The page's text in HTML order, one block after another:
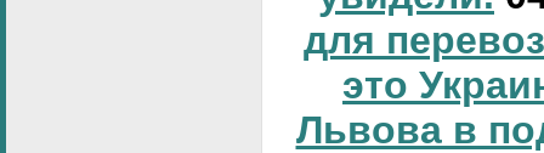
для
это
Львова в